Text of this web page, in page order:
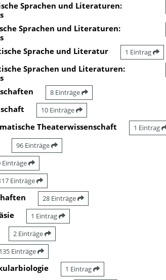
Sprachen und Literaturen:
Sprachen und Literaturen:
Sprache und Literatur 1 Eintrag
Sprachen und Literaturen:
8 Einträge
10 Einträge
Theaterwissenschaft 1 Eintrag
96 Einträge
Einträge
Einträge
28 Einträge
1 Eintrag
2 Einträge
135 Einträge
1 Eintrag